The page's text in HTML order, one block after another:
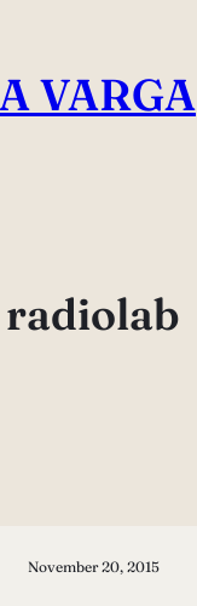
VARGA
radiolab
November 20, 2015